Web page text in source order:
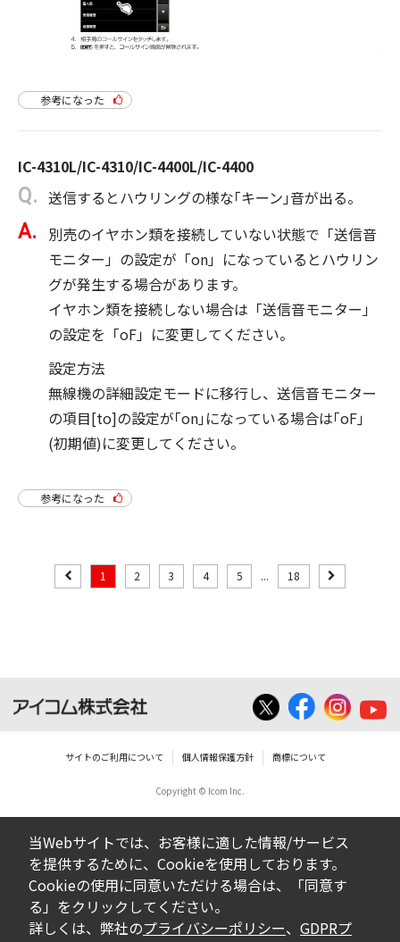
参考になった
IC-4310L/IC-4310/IC-4400L/IC-4400
送信するとハウリングの様な｢キーン｣音が出る。
別売のイヤホン類を接続していない状態で「送信音
モニター」の設定が「on」になっているとハウリン
グが発生する場合があります。
イヤホン類を接続しない場合は「送信音モニター」
の設定を「oF」に変更してください。
設定方法
無線機の詳細設定モードに移行し、送信音モニター
の項目[to]の設定が｢on｣になっている場合は｢oF｣
(初期値)に変更してください。
参考になった
1 2 3 4 5 ... 18
サイトのご利用について 個人情報保護方針 商標について
Copyright © Icom Inc.
当Webサイトでは、お客様に適した情報/サービス
を提供するために、Cookieを使用しております。
Cookieの使用に同意いただける場合は、「同意す
る」をクリックしてください。
詳しくは、弊社のプライバシーポリシー、 GDPRプ